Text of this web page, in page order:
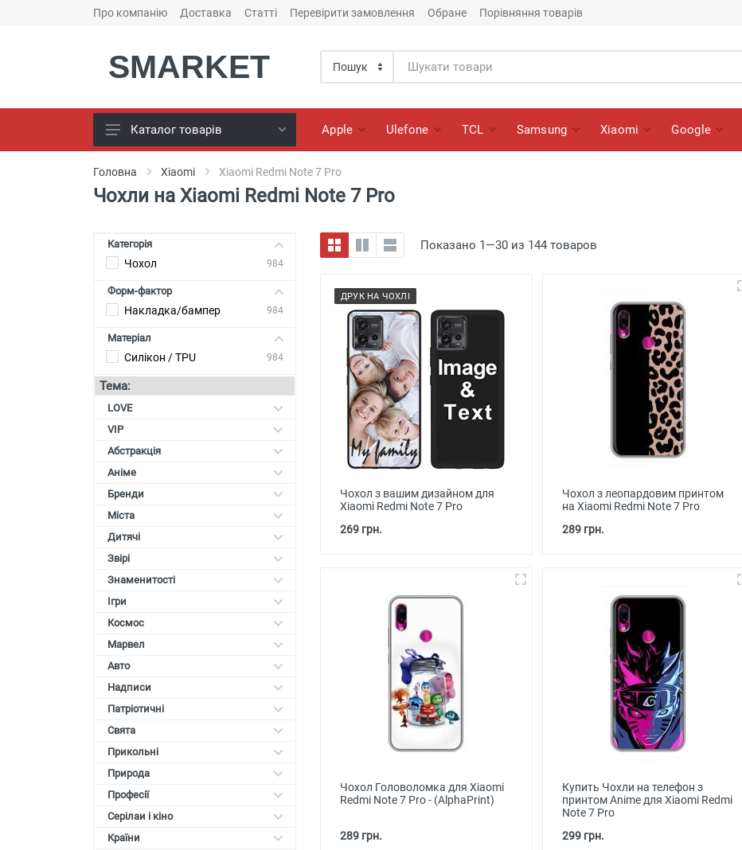
Про компанію Доставка Статті Перевірити замовлення Обране Порівняння товарів
SMARKET
Чохли для телефонів
Конструктор чохлів
Bluetooth колоноки
Універсальні навушники
Кабелі для смартфонів
Карти пам'яті
Автоаксесуари для смартфонів
Смарт гаджети та аксесуари
Каталог товарів Apple Ulefone TCL Samsung Xiaomi Google
Головна Xiaomi Xiaomi Redmi Note 7 Pro
Чохли на Xiaomi Redmi Note 7 Pro
Категорія
Чохол 984
Форм-фактор
Накладка/бампер 984
Матеріал
Силікон / TPU 984
Тема:
LOVE
VIP
Абстракція
Аніме
Бренди
Міста
Дитячі
Звірі
Знаменитості
Ігри
Космос
Марвел
Авто
Надписи
Патріотичні
Свята
Прикольні
Природа
Професії
Серілаи і кіно
Країни
Показано 1—30 из 144 товаров
ДРУК НА ЧОХЛІ
Чохол з вашим дизайном для
Xiaomi Redmi Note 7 Pro
269 грн.
Чохол з леопардовим принтом
на Xiaomi Redmi Note 7 Pro
289 грн.
Чохол Головоломка для Xiaomi
Redmi Note 7 Pro - (AlphaPrint)
289 грн.
Купить Чохли на телефон з
принтом Anime для Xiaomi Redmi
Note 7 Pro
299 грн.